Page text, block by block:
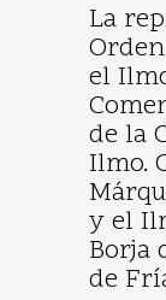
La
el
de la
Ilmo.
y el
Borja
de